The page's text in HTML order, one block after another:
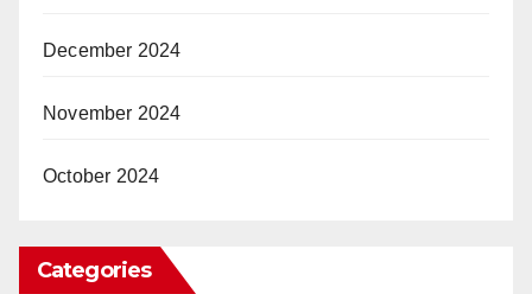
December 2024
November 2024
October 2024
Categories